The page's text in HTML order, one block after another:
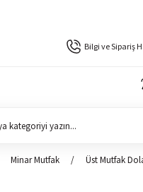
Bilgi ve Sipariş
Minar Mutfak Üst Mutfak